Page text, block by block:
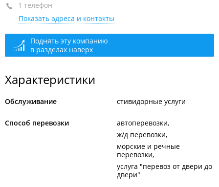
пом. 22
+7 (423) 239-33-09
сегодня закрыто
1 телефон
Показать адреса и контакты
Поднять эту компанию
в разделах наверх
Характеристики
Обслуживание стивидорные услуги
Способ перевозки
автоперевозки
ж/д перевозки
морские и речные
перевозки
услуга "перевоз от двери до
двери"